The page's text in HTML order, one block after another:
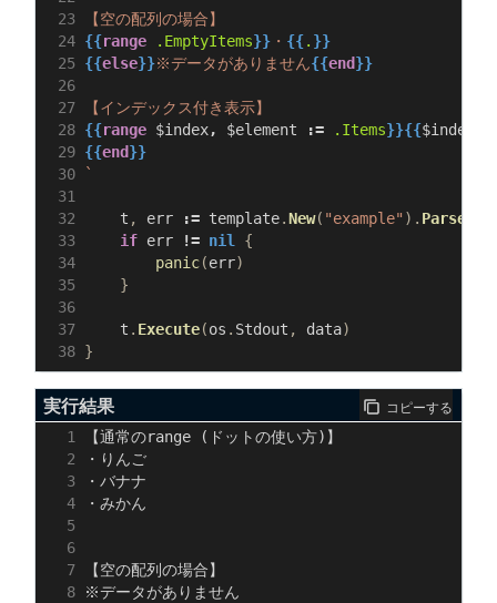
{{range .EmptyItems}} ・ {{. }}
{{else}}※データがありません{{end}}
{{range $index, $element := .Items}}{{$index
{{end}}
`
t , err := template.New( "example" ). Parse
if err != nil {
panic(err)
}
t . Execute(os . Stdout , data)
}
実行結果 コピーする